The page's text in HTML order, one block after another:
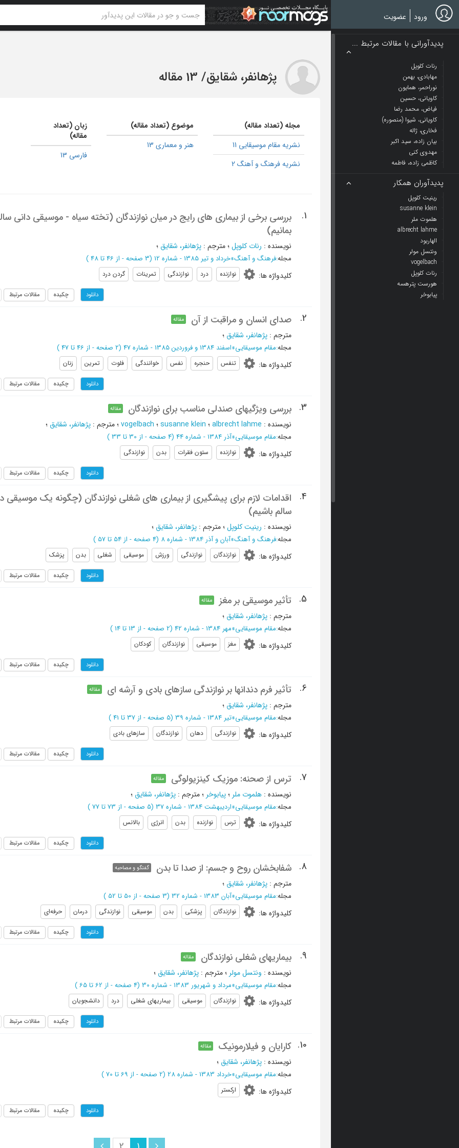
Skip
to
main
ورود عضویت
پدیدآورانی با مقالات مرتبط ...
رنات کلوپل
مهابادی، بهمن
نوراحمر، همایون
کاویانی، حسین
فیاض، محمد رضا
کاویانی، شیوا (منصوره)
فخاری، ژاله
بیان زاده، سید اکبر
مهدوی کنی
کاظمی زاده، فاطمه
پدیدآوران همکار
رینیت کلوپل
هلموت ملر
الهاربود
ونتسل مولر
رنات کلوپل
هورست پترهسه
پیابوخر
پژهانفر، شقایق/ 13 مقاله
مجله (تعداد مقاله)
نشریه مقام موسیقایی 11
نشریه فرهنگ و آهنگ 2
موضوع (تعداد مقاله)
هنر و معماری 13
زبان (تعداد
مقاله)
فارسی 13
1.
بررسی برخی از بیماری های رایج در میان نوازندگان (تخته سیاه - موسیقی دانی
بمانیم)
نویسنده : رنات کلوپل؛مترجم : پژهانفر، شقایق ؛
مجله:فرهنگ و آهنگ»خرداد و تیر 1385 - شماره 12 (‎3 صفحه - از 46 تا 48 )
کلیدواژه ها: نوازنده درد نوازندگی تمرینات گردن درد
دانلود چکیده مقالات مرتبط
2. صدای انسان و مراقبت از آن مقاله
مترجم : پژهانفر، شقایق ؛
مجله:مقام موسیقایی»اسفند 1384 و فروردین 1385 - شماره 47 (‎2 صفحه - از 46 تا 47 )
کلیدواژه ها: تنفس حنجره نفس خوانندگی فلوت تمرین زنان
دانلود چکیده مقالات مرتبط
3. بررسی ویژگیهای صندلی مناسب برای نوازندگان مقاله
نویسنده :
albrecht lahme؛ susanne klein؛ vogelbach؛مترجم : پژهانفر، شقایق ؛
مجله:مقام موسیقایی»آذر 1384 - شماره 44 (‎4 صفحه - از 30 تا 33 )
کلیدواژه ها: نوازنده ستون فقرات بدن نوازندگی
دانلود چکیده مقالات مرتبط
4.
اقدامات لازم برای پیشگیری از بیماری های شغلی نوازندگان (چگونه یک موسیقی
سالم باشیم)
نویسنده : رینیت کلوپل؛مترجم : پژهانفر، شقایق ؛
مجله:فرهنگ و آهنگ»آبان و آذر 1384 - شماره 8 (‎4 صفحه - از 54 تا 57 )
کلیدواژه ها: نوازندگان نوازندگی ورزش موسیقی شغلی بدن پزشک
دانلود چکیده مقالات مرتبط
5. تأثیر موسیقی بر مغز مقاله
مترجم : پژهانفر، شقایق ؛
مجله:مقام موسیقایی»مهر 1384 - شماره 42 (‎2 صفحه - از 13 تا 14 )
کلیدواژه ها: مغز موسیقی نوازندگان کودکان
دانلود چکیده مقالات مرتبط
6. تأثیر فرم دندانها بر نوازندگی سازهای بادی و آرشه ای مقاله
مترجم : پژهانفر، شقایق ؛
مجله:مقام موسیقایی»تیر 1384 - شماره 39 (‎5 صفحه - از 37 تا 41 )
کلیدواژه ها: نوازندگی دهان نوازندگان سازهای بادی
دانلود چکیده مقالات مرتبط
7. ترس از صحنه: موزیک کینزیولوگی مقاله
نویسنده : هلموت ملر ؛پیابوخر ؛مترجم : پژهانفر، شقایق ؛
مجله:مقام موسیقایی»اردیبهشت 1384 - شماره 37 (‎5 صفحه - از 73 تا 77 )
کلیدواژه ها: ترس نوازنده بدن انرژی بالانس
دانلود چکیده مقالات مرتبط
8. شفابخشان روح و جسم: از صدا تا بدن گفتگو و مصاحبه
مترجم : پژهانفر، شقایق ؛
مجله:مقام موسیقایی»آبان 1383 - شماره 32 (‎3 صفحه - از 50 تا 52 )
کلیدواژه ها: نوازندگان پزشکی بدن موسیقی نوازندگی درمان حرفه‌ای
دانلود چکیده مقالات مرتبط
9. بیماریهای شغلی نوازندگان مقاله
نویسنده : ونتسل مولر ؛مترجم : پژهانفر، شقایق ؛
مجله:مقام موسیقایی»مرداد و شهریور 1383 - شماره 30 (‎4 صفحه - از 62 تا 65 )
کلیدواژه ها: نوازندگان موسیقی بیماریهای شغلی درد دانشجویان
دانلود چکیده مقالات مرتبط
10. کارایان و فیلارمونیک مقاله
نویسنده : پژهانفر، شقایق ؛
مجله:مقام موسیقایی»خرداد 1383 - شماره 28 (‎2 صفحه - از 69 تا 70 )
کلیدواژه ها: ارکستر
دانلود چکیده مقالات مرتبط